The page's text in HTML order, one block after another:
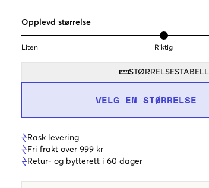
Opplevd størrelse
Liten Riktig
STØRRELSESTABELL
VELG EN STØRRELSE
Rask levering
Fri frakt over 999 kr
Retur- og bytterett i 60 dager